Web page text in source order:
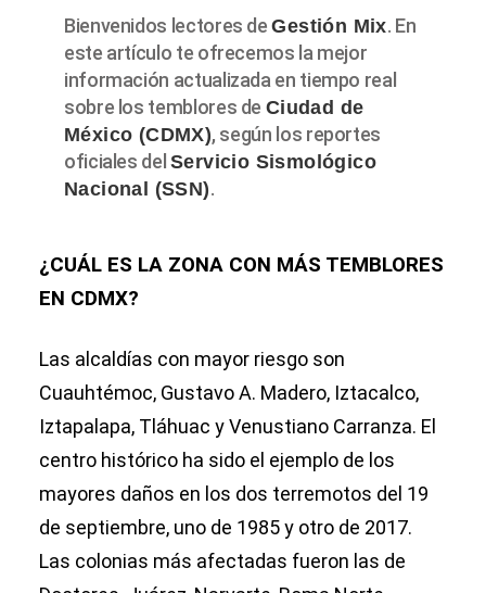
Bienvenidos lectores deGestión Mix. En
este artículo te ofrecemos la mejor
información actualizada en tiempo real
sobre los temblores de Ciudad de
México (CDMX), según los reportes
oficiales del Servicio Sismológico
Nacional (SSN).
¿CUÁL ES LA ZONA CON MÁS TEMBLORES
EN CDMX?
Las alcaldías con mayor riesgo son
Cuauhtémoc, Gustavo A. Madero, Iztacalco,
Iztapalapa, Tláhuac y Venustiano Carranza. El
centro histórico ha sido el ejemplo de los
mayores daños en los dos terremotos del 19
de septiembre, uno de 1985 y otro de 2017.
Las colonias más afectadas fueron las de